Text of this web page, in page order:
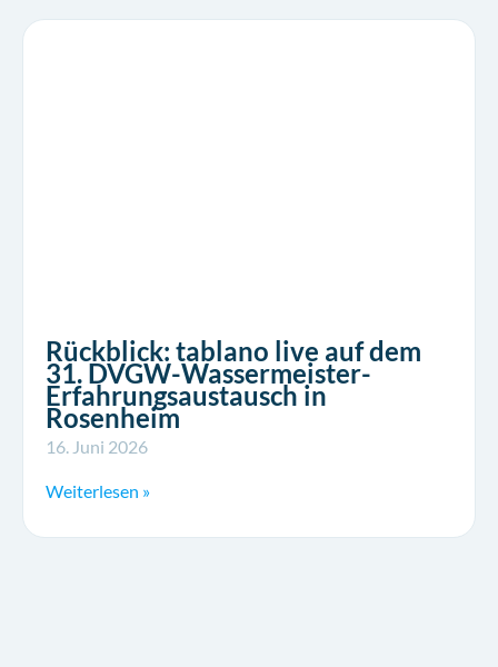
Rückblick: tablano live auf dem
31. DVGW-Wassermeister-
Erfahrungsaustausch in
Rosenheim
16. Juni 2026
Weiterlesen »